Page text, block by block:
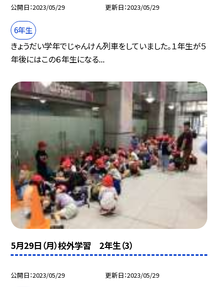
公開日 2023/05/29 更新日 2023/05/29
6年生
きょうだい学年でじゃんけん列車をしていました。１年生が５
年後にはこの６年生になる...
5月29日（月）校外学習 2年生（3）
公開日 2023/05/29 更新日 2023/05/29